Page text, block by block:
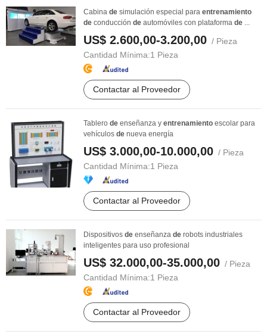
Cabina de simulación especial para entrenamiento
de conducción de automóviles con plataforma de ...
US$ 2.600,00-3.200,00 / Pieza
Cantidad Mínima:1 Pieza
Contactar al Proveedor
Tablero de enseñanza y entrenamiento escolar para
vehículos de nueva energía
US$ 3.000,00-10.000,00 / Pieza
Cantidad Mínima:1 Pieza
Contactar al Proveedor
Dispositivos de enseñanza de robots industriales
inteligentes para uso profesional
US$ 32.000,00-35.000,00 / Pieza
Cantidad Mínima:1 Pieza
Contactar al Proveedor